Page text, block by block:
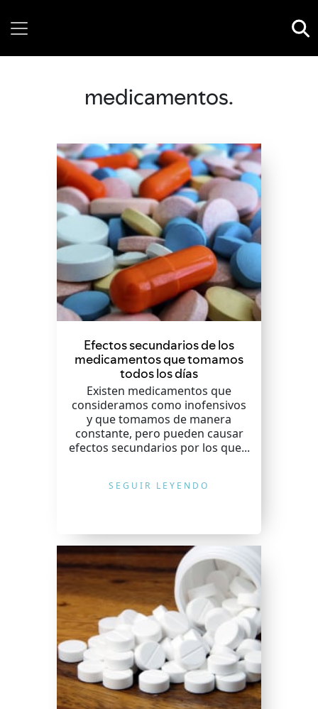
medicamentos.
Efectos secundarios de los
medicamentos que tomamos
todos los días
Existen medicamentos que
consideramos como inofensivos
y que tomamos de manera
constante, pero pueden causar
efectos secundarios por los que...
SEGUIR LEYENDO